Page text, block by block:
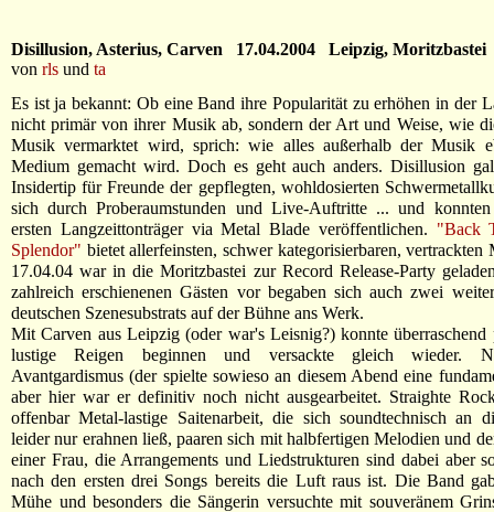
Disillusion, Asterius, Carven 17.04.2004 Leipzig, Moritzbastei
von rls und ta
Es ist ja bekannt: Ob eine Band ihre Popularität zu erhöhen in der
nicht primär von ihrer Musik ab, sondern der Art und Weise, wie
Musik vermarktet wird, sprich: wie alles außerhalb der Musik
Medium gemacht wird. Doch es geht auch anders. Disillusion
Insidertip für Freunde der gepflegten, wohldosierten
sich durch Proberaumstunden und Live-Auftritte ... und
ersten Langzeittonträger via Metal Blade veröffentlichen. "Back
Splendor" bietet allerfeinsten, schwer kategorisierbaren, vertrackten
17.04.04 war in die Moritzbastei zur Record Release-Party
zahlreich erschienenen Gästen vor begaben sich auch zwei
deutschen Szenesubstrats auf der Bühne ans Werk.
Mit Carven aus Leipzig (oder war's Leisnig?) konnte überraschend
lustige Reigen beginnen und versackte gleich wieder.
Avantgardismus (der spielte sowieso an diesem Abend eine
aber hier war er definitiv noch nicht ausgearbeitet. Straighte
offenbar Metal-lastige Saitenarbeit, die sich soundtechnisch an
leider nur erahnen ließ, paaren sich mit halbfertigen Melodien und
einer Frau, die Arrangements und Liedstrukturen sind dabei aber
nach den ersten drei Songs bereits die Luft raus ist. Die Band
Mühe und besonders die Sängerin versuchte mit souveränem